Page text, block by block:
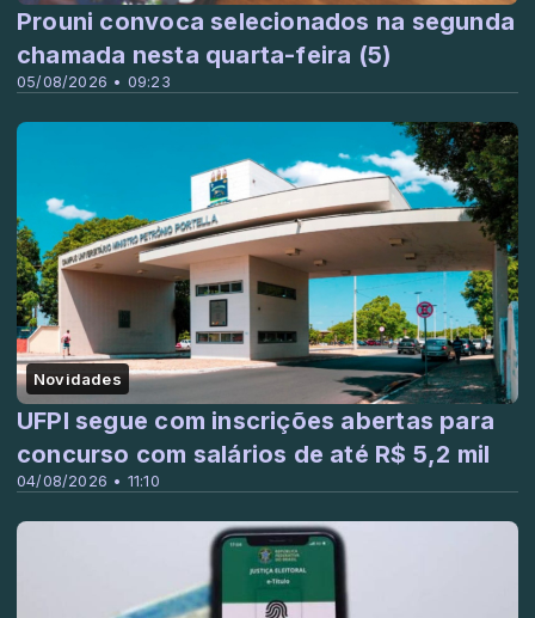
05/08/2026 • 09:23
Prouni convoca selecionados na segunda
chamada nesta quarta-feira (5)
Novidades
04/08/2026 • 11:10
UFPI segue com inscrições abertas para
concurso com salários de até R$ 5,2 mil